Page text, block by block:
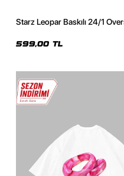
Starz Leopar Baskılı 24/1
599,00 TL